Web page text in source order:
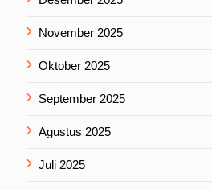
November 2025
Oktober 2025
September 2025
Agustus 2025
Juli 2025